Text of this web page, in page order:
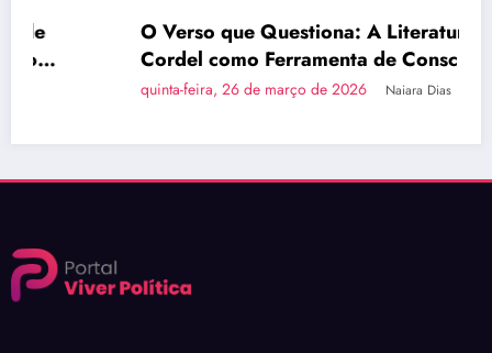
O Verso que Questiona: A Literatura de
Cordel como Ferramenta de Consciência
quinta-feira, 26 de março de 2026 Naiara Dias